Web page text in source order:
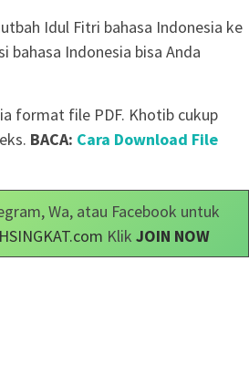
Idul Fitri bahasa Indonesia ke
bahasa Indonesia bisa Anda
format file PDF. Khotib cukup
BACA: Cara Download File
Wa, atau Facebook untuk
Klik JOIN NOW